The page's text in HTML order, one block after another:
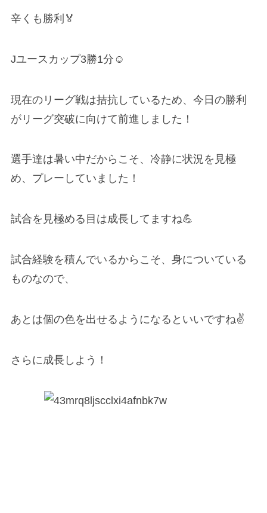
辛くも勝利 🏅
Jユースカップ3勝1分 ☺️
現在のリーグ戦は拮抗しているため、今日の勝利
がリーグ突破に向けて前進しました！
選手達は暑い中だからこそ、冷静に状況を見極
め、プレーしていました！
試合を見極める目は成長してますね💪
試合経験を積んでいるからこそ、身についている
ものなので、
あとは個の色を出せるようになるといいですね✌️
さらに成長しよう！